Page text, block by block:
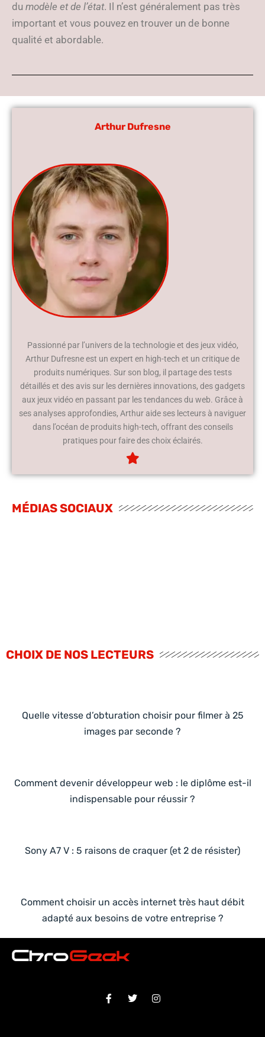
du modèle et de l’état. Il n’est généralement pas très
important et vous pouvez en trouver un de bonne
qualité et abordable.
Arthur Dufresne
Passionné par l’univers de la technologie et des jeux vidéo,
Arthur Dufresne est un expert en high-tech et un critique de
produits numériques. Sur son blog, il partage des tests
détaillés et des avis sur les dernières innovations, des gadgets
aux jeux vidéo en passant par les tendances du web. Grâce à
ses analyses approfondies, Arthur aide ses lecteurs à naviguer
dans l’océan de produits high-tech, offrant des conseils
pratiques pour faire des choix éclairés.
MÉDIAS SOCIAUX
CHOIX DE NOS LECTEURS
Quelle vitesse d’obturation choisir pour filmer à 25
images par seconde ?
Comment devenir développeur web : le diplôme est-il
indispensable pour réussir ?
Sony A7 V : 5 raisons de craquer (et 2 de résister)
Comment choisir un accès internet très haut débit
adapté aux besoins de votre entreprise ?